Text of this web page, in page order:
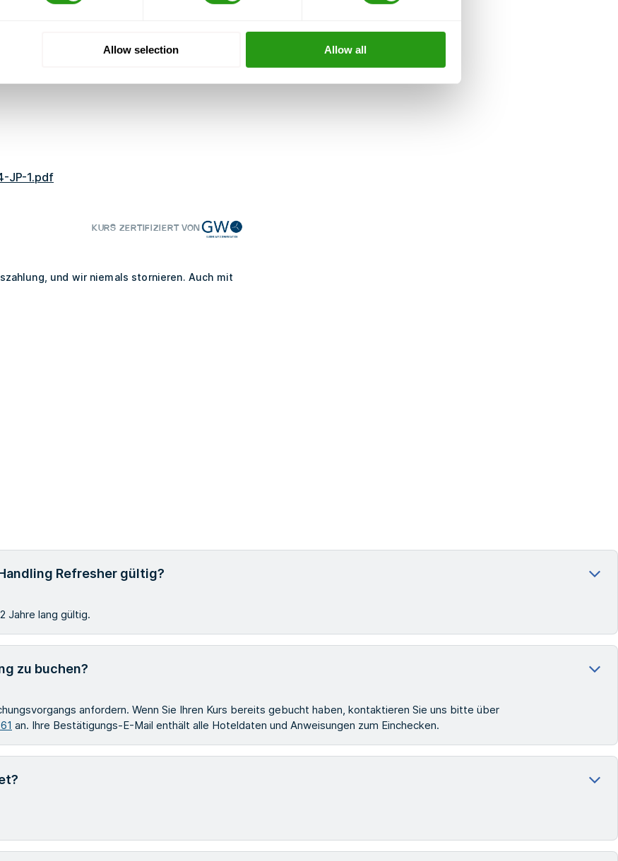
Allow selection Allow all
Zertifizierung
JP-1.pdf
KURS ZERTIFIZIERT VON
und wir niemals stornieren. Auch mit
Refresher gültig?
Jahre lang gültig.
zu buchen?
anfordern. Wenn Sie Ihren Kurs bereits gebucht haben, kontaktieren Sie uns bitte über
an. Ihre Bestätigungs-E-Mail enthält alle Hoteldaten und Anweisungen zum Einchecken.